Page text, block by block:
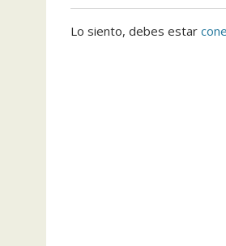
Lo siento, debes estar